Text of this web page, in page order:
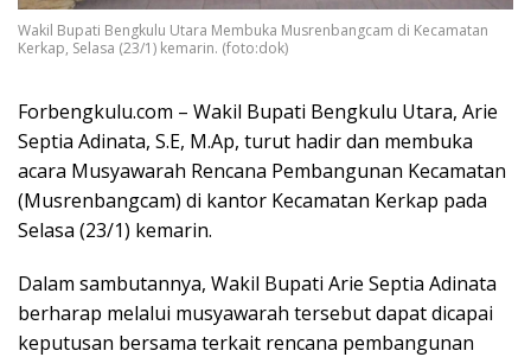
Wakil Bupati Bengkulu Utara Membuka Musrenbangcam di Kecamatan
Kerkap, Selasa (23/1) kemarin. (foto:dok)
Forbengkulu.com – Wakil Bupati Bengkulu Utara, Arie
Septia Adinata, S.E, M.Ap, turut hadir dan membuka
acara Musyawarah Rencana Pembangunan Kecamatan
(Musrenbangcam) di kantor Kecamatan Kerkap pada
Selasa (23/1) kemarin.
Dalam sambutannya, Wakil Bupati Arie Septia Adinata
berharap melalui musyawarah tersebut dapat dicapai
keputusan bersama terkait rencana pembangunan